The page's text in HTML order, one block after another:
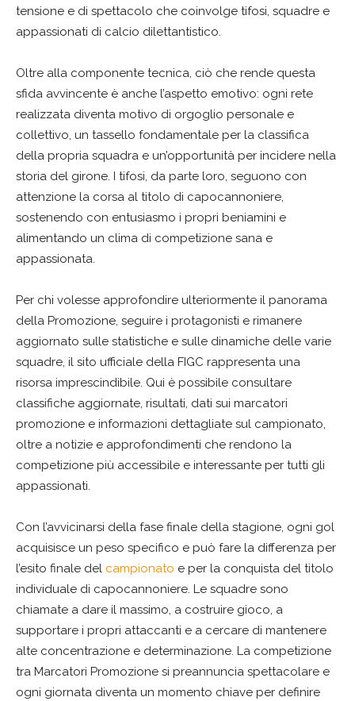
tensione e di spettacolo che coinvolge tifosi, squadre e
appassionati di calcio dilettantistico.
Oltre alla componente tecnica, ciò che rende questa
sfida avvincente è anche l’aspetto emotivo: ogni rete
realizzata diventa motivo di orgoglio personale e
collettivo, un tassello fondamentale per la classifica
della propria squadra e un’opportunità per incidere nella
storia del girone. I tifosi, da parte loro, seguono con
attenzione la corsa al titolo di capocannoniere,
sostenendo con entusiasmo i propri beniamini e
alimentando un clima di competizione sana e
appassionata.
Per chi volesse approfondire ulteriormente il panorama
della Promozione, seguire i protagonisti e rimanere
aggiornato sulle statistiche e sulle dinamiche delle varie
squadre, il sito ufficiale della FIGC rappresenta una
risorsa imprescindibile. Qui è possibile consultare
classifiche aggiornate, risultati, dati sui marcatori
promozione e informazioni dettagliate sul campionato,
oltre a notizie e approfondimenti che rendono la
competizione più accessibile e interessante per tutti gli
appassionati.
Con l’avvicinarsi della fase finale della stagione, ogni gol
acquisisce un peso specifico e può fare la differenza per
l’esito finale del campionato e per la conquista del titolo
individuale di capocannoniere. Le squadre sono
chiamate a dare il massimo, a costruire gioco, a
supportare i propri attaccanti e a cercare di mantenere
alte concentrazione e determinazione. La competizione
tra Marcatori Promozione si preannuncia spettacolare e
ogni giornata diventa un momento chiave per definire